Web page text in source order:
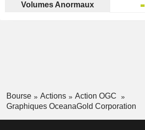
Volumes Anormaux
Bourse Actions
Action OGC
Graphiques OceanaGold Corporation